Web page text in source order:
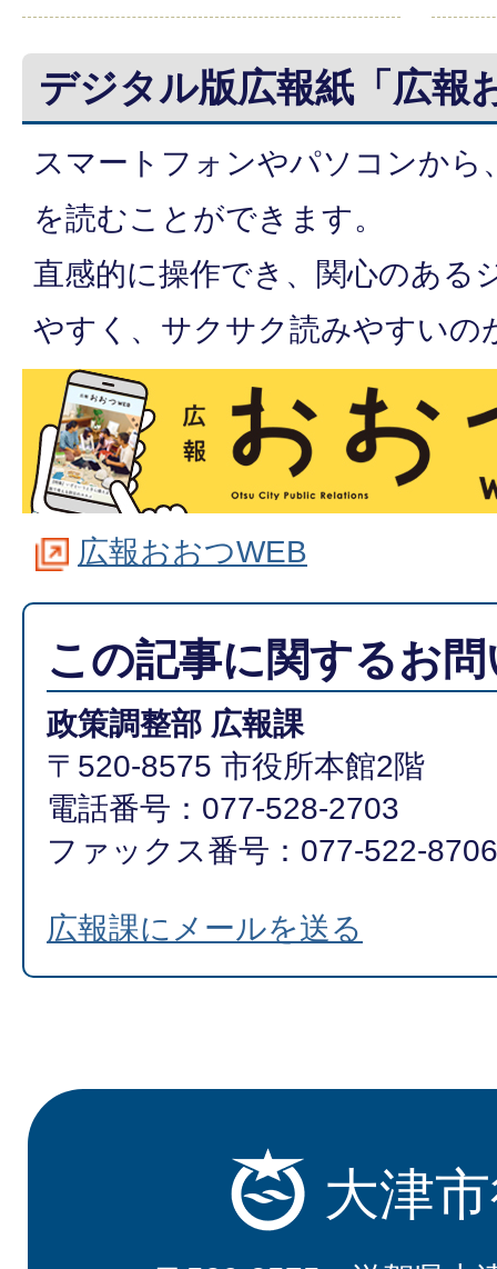
デジタル版広報紙「広報
スマートフォンやパソコンから
を読むことができます。
直感的に操作でき、関心のある
やすく、サクサク読みやすいの
広報おおつWEB
この記事に関するお
政策調整部 広報課
〒520-8575 市役所本館2階
電話番号：077-528-2703
ファックス番号：077-522-8706
広報課にメールを送る
大津